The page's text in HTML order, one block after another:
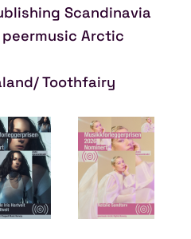
Scandinavia
Arctic
Toothfairy